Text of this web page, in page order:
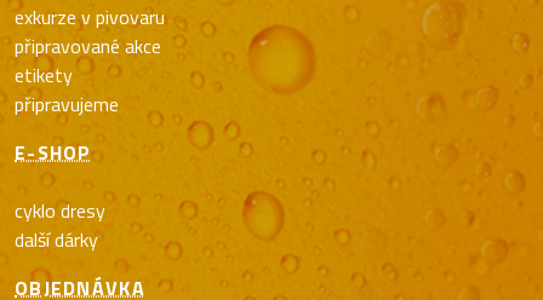
exkurze v pivovaru
připravované akce
etikety
připravujeme
E-SHOP
cyklo dresy
další dárky
OBJEDNÁVKA